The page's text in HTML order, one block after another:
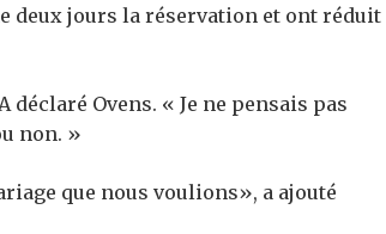
deux jours la réservation et ont réduit
Ovens. « Je ne pensais pas
non. »
que nous voulions», a ajouté